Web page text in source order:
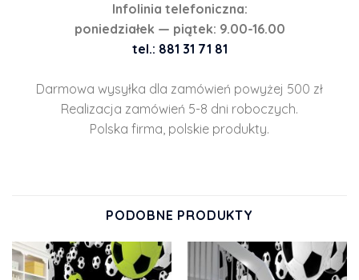
Infolinia telefoniczna:
poniedziałek — piątek: 9.00-16.00
tel.: 881 31 71 81
Darmowa wysyłka dla zamówień powyżej 500 zł
Realizacja zamówień 5-8 dni roboczych.
Polska firma, polskie produkty.
PODOBNE PRODUKTY